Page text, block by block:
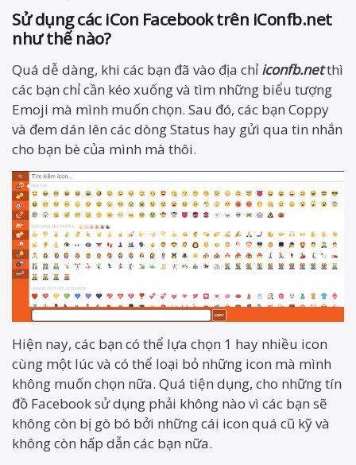
Sử dụng các iCon Facebook trên iConfb.net
như thế nào?
Quá dễ dàng, khi các bạn đã vào địa chỉ iconfb.netthì
các bạn chỉ cần kéo xuống và tìm những biểu tượng
Emoji mà mình muốn chọn. Sau đó, các bạn Coppy
và đem dán lên các dòng Status hay gửi qua tin nhắn
cho bạn bè của mình mà thôi.
Hiện nay, các bạn có thể lựa chọn 1 hay nhiều icon
cùng một lúc và có thể loại bỏ những icon mà mình
không muốn chọn nữa. Quá tiện dụng, cho những tín
đồ Facebook sử dụng phải không nào vì các bạn sẽ
không còn bị gò bó bởi những cái icon quá cũ kỹ và
không còn hấp dẫn các bạn nữa.